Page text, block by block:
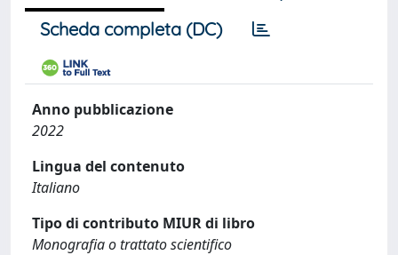
Scheda completa (DC)
Anno pubblicazione
2022
Lingua del contenuto
Italiano
Tipo di contributo MIUR di libro
Monografia o trattato scientifico